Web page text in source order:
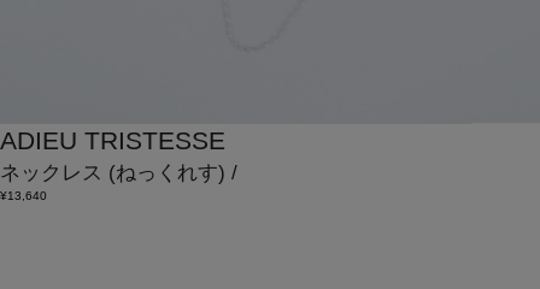
ADIEU TRISTESSE
ネックレス (ねっくれす) /
¥13,640